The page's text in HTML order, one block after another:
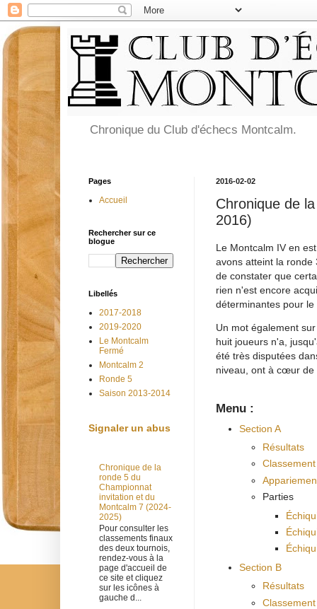
Chronique du Club d'échecs Montcalm.
2016-02-02
Chronique de
2016)
Le Montcalm IV en
avons atteint la ronde
de constater que
rien n'est encore
déterminantes pour
Un mot également
huit joueurs n'a,
été très disputées
niveau, ont à cœur de
Menu :
Section A
Résultats
Classement
Parties
Section B
Résultats
Classement
Pages
Accueil
Rechercher sur ce
blogue
Libellés
2017-2018
2019-2020
Le Montcalm
Fermé
Montcalm 2
Ronde 5
Saison 2013-2014
Signaler un abus
Chronique de la
ronde 5 du
Championnat
invitation et du
Montcalm 7 (2024-
2025)
Pour consulter les
classements finaux
des deux tournois,
rendez-vous à la
page d'accueil de
ce site et cliquez
sur les icônes à
gauche d...